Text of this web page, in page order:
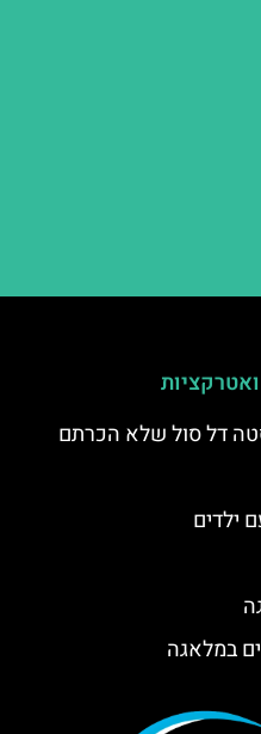
דל סול שלא הכרתם
ילדים
במלאגה